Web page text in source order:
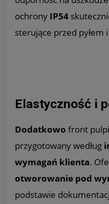
ochrony IP54
sterujące przed pyłem
Elastyczność i
Dodatkowo front
przygotowany według
wymagań klienta.
otworowanie pod
podstawie